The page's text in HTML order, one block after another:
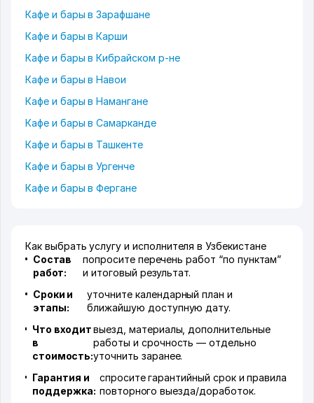
Кафе и бары в Зарафшане
Кафе и бары в Карши
Кафе и бары в Кибрайском р-не
Кафе и бары в Навои
Кафе и бары в Намангане
Кафе и бары в Самарканде
Кафе и бары в Ташкенте
Кафе и бары в Ургенче
Кафе и бары в Фергане
Как выбрать услугу и исполнителя в Узбекистане
Состав
работ:
попросите перечень работ “по пунктам”
и итоговый результат.
Сроки и
этапы:
уточните календарный план и
ближайшую доступную дату.
Что входит
в
стоимость:
выезд, материалы, дополнительные
работы и срочность — отдельно
уточнить заранее.
Гарантия и
поддержка:
спросите гарантийный срок и правила
повторного выезда/доработок.